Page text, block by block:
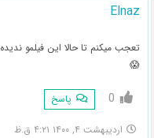
Elnaz
تعجب میکنم تا حالا این فیلمو ندیده
😱
0 پاسخ
اردیبهشت ۴, ۱۴۰۰ ۴:۲۱ ق.ظ